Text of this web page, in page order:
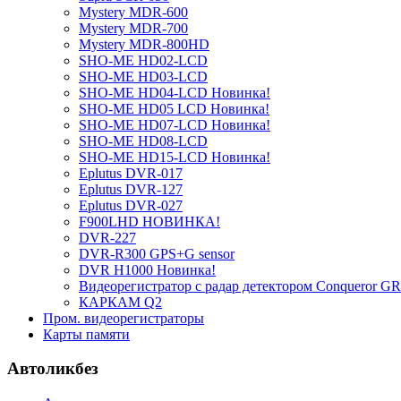
Mystery MDR-600
Mystery MDR-700
Mystery MDR-800HD
SHO-ME HD02-LCD
SHO-ME HD03-LCD
SHO-ME HD04-LCD Новинка!
SHO-ME HD05 LCD Новинка!
SHO-ME HD07-LCD Новинка!
SHO-ME HD08-LCD
SHO-ME HD15-LCD Новинка!
Eplutus DVR-017
Eplutus DVR-127
Eplutus DVR-027
F900LHD НОВИНКА!
DVR-227
DVR-R300 GPS+G sensor
DVR H1000 Новинка!
Видеорегистратор с радар детектором Сonqueror
КАРКАМ Q2
Пром. видеорегистраторы
Карты памяти
Автоликбез